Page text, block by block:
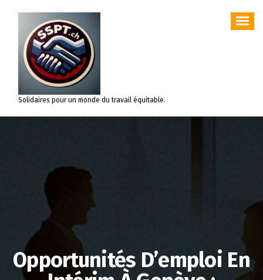
contenu
Solidaires pour un monde du travail équitable.
Opportunités D’emploi En